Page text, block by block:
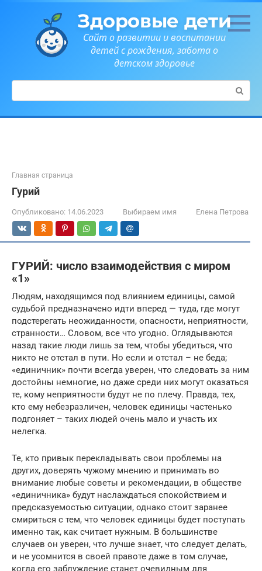
Здоровые дети
Сайт о развитии и воспитании
детей с рождения, забота о
детском здоровье
Поиск:
Главная страница
Гурий
Опубликовано: 14.06.2023 Выбираем имя Елена Петрова
ГУРИЙ: число взаимодействия с миром
«1»
Людям, находящимся под влиянием единицы, самой
судьбой предназначено идти вперед — туда, где могут
подстерегать неожиданности, опасности, неприятности,
странности… Словом, все что угодно. Оглядываются
назад такие люди лишь за тем, чтобы убедиться, что
никто не отстал в пути. Но если и отстал – не беда;
«единичник» почти всегда уверен, что следовать за ним
достойны немногие, но даже среди них могут оказаться
те, кому неприятности будут не по плечу. Правда, тех,
кто ему небезразличен, человек единицы частенько
подгоняет – таких людей очень мало и участь их
нелегка.
Те, кто привык перекладывать свои проблемы на
других, доверять чужому мнению и принимать во
внимание любые советы и рекомендации, в обществе
«единичника» будут наслаждаться спокойствием и
предсказуемостью ситуации, однако стоит заранее
смириться с тем, что человек единицы будет поступать
именно так, как считает нужным. В большинстве
случаев он уверен, что лучше знает, что следует делать,
и не усомнится в своей правоте даже в том случае,
когда его заблуждение станет очевидным для